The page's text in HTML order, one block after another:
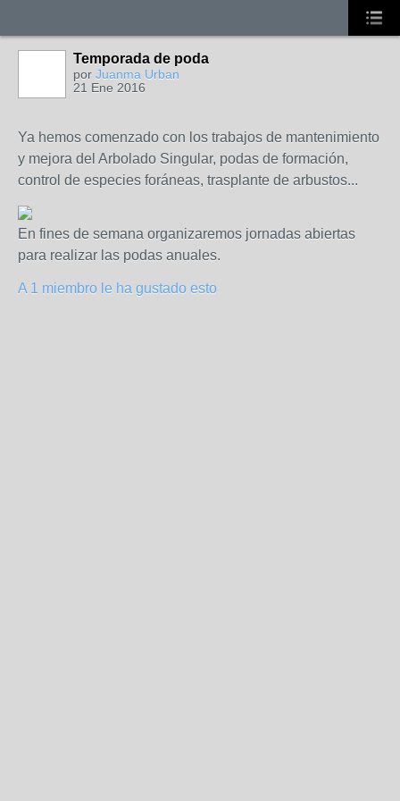
Temporada de poda
por Juanma Urban
21 Ene 2016
Ya hemos comenzado con los trabajos de mantenimiento
y mejora del Arbolado Singular, podas de formación,
control de especies foráneas, trasplante de arbustos...
En fines de semana organizaremos jornadas abiertas
para realizar las podas anuales.
A 1 miembro le ha gustado esto